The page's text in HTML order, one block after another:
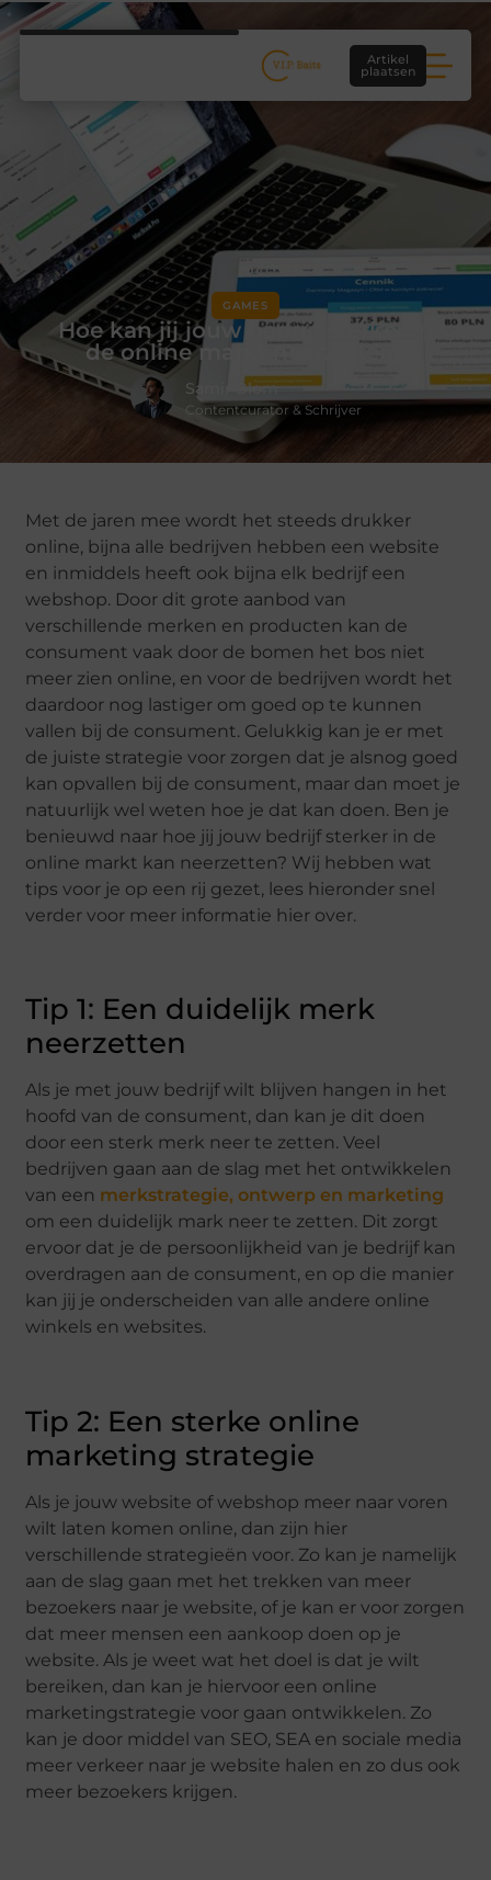
Artikel
plaatsen
GAMES
Hoe kan jij jouw bedrijf sterker in
de online markt neerzetten?
Samir Blom
Contentcurator & Schrijver
Met de jaren mee wordt het steeds drukker
online, bijna alle bedrijven hebben een website
en inmiddels heeft ook bijna elk bedrijf een
webshop. Door dit grote aanbod van
verschillende merken en producten kan de
consument vaak door de bomen het bos niet
meer zien online, en voor de bedrijven wordt het
daardoor nog lastiger om goed op te kunnen
vallen bij de consument. Gelukkig kan je er met
de juiste strategie voor zorgen dat je alsnog goed
kan opvallen bij de consument, maar dan moet je
natuurlijk wel weten hoe je dat kan doen. Ben je
benieuwd naar hoe jij jouw bedrijf sterker in de
online markt kan neerzetten? Wij hebben wat
tips voor je op een rij gezet, lees hieronder snel
verder voor meer informatie hier over.
Tip 1: Een duidelijk merk
neerzetten
Als je met jouw bedrijf wilt blijven hangen in het
hoofd van de consument, dan kan je dit doen
door een sterk merk neer te zetten. Veel
bedrijven gaan aan de slag met het ontwikkelen
van een merkstrategie, ontwerp en marketing
om een duidelijk mark neer te zetten. Dit zorgt
ervoor dat je de persoonlijkheid van je bedrijf kan
overdragen aan de consument, en op die manier
kan jij je onderscheiden van alle andere online
winkels en websites.
Tip 2: Een sterke online
marketing strategie
Als je jouw website of webshop meer naar voren
wilt laten komen online, dan zijn hier
verschillende strategieën voor. Zo kan je namelijk
aan de slag gaan met het trekken van meer
bezoekers naar je website, of je kan er voor zorgen
dat meer mensen een aankoop doen op je
website. Als je weet wat het doel is dat je wilt
bereiken, dan kan je hiervoor een online
marketingstrategie voor gaan ontwikkelen. Zo
kan je door middel van SEO, SEA en sociale media
meer verkeer naar je website halen en zo dus ook
meer bezoekers krijgen.